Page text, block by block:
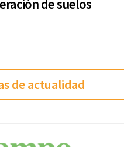
de suelos
de actualidad